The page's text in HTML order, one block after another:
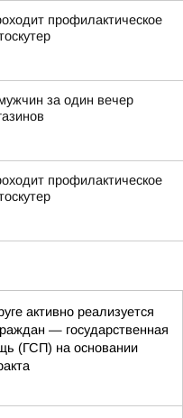
профилактическое
за один вечер
профилактическое
активно реализуется
— государственная
(ГСП) на основании